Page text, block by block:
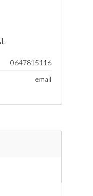
0647815116
email